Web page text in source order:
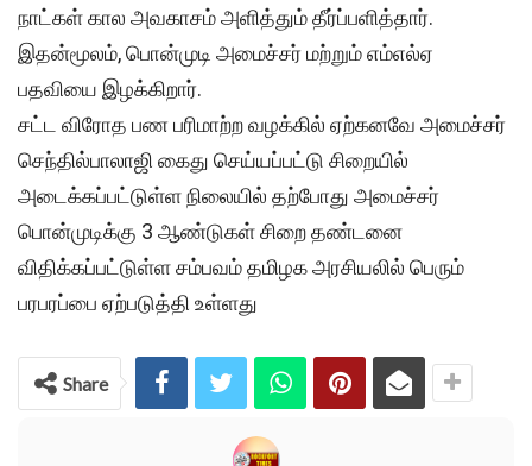
நாட்கள் கால அவகாசம் அளித்தும் தீர்ப்பளித்தார்.
இதன்மூலம், பொன்முடி அமைச்சர் மற்றும் எம்எல்ஏ
பதவியை இழக்கிறார்.
சட்ட விரோத பண பரிமாற்ற வழக்கில் ஏற்கனவே அமைச்சர்
செந்தில்பாலாஜி கைது செய்யப்பட்டு சிறையில்
அடைக்கப்பட்டுள்ள நிலையில் தற்போது அமைச்சர்
பொன்முடிக்கு 3 ஆண்டுகள் சிறை தண்டனை
விதிக்கப்பட்டுள்ள சம்பவம் தமிழக அரசியலில் பெரும்
பரபரப்பை ஏற்படுத்தி உள்ளது
Share